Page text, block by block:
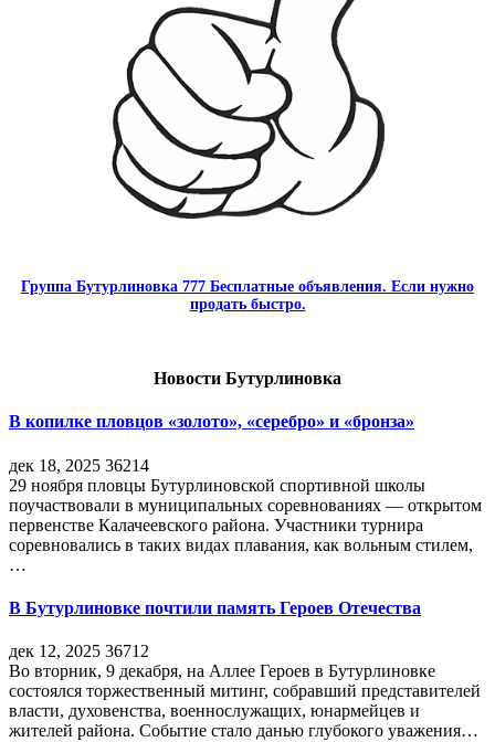
Группа Бутурлиновка 777 Бесплатные объявления. Если нужно
продать быстро.
Новости Бутурлиновка
В копилке пловцов «золото», «серебро» и «бронза»
дек 18, 2025 36214
29 ноября пловцы Бутурлиновской спортивной школы
поучаствовали в муниципальных соревнованиях — открытом
первенстве Калачеевского района. Участники турнира
соревновались в таких видах плавания, как вольным стилем,
…
В Бутурлиновке почтили память Героев Отечества
дек 12, 2025 36712
Во вторник, 9 декабря, на Аллее Героев в Бутурлиновке
состоялся торжественный митинг, собравший представителей
власти, духовенства, военнослужащих, юнармейцев и
жителей района. Событие стало данью глубокого уважения…